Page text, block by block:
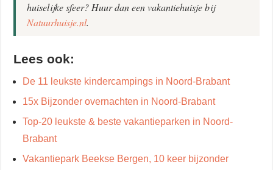
huiselijke sfeer? Huur dan een vakantiehuisje bij
Natuurhuisje.nl.
Lees ook:
De 11 leukste kindercampings in Noord-Brabant
15x Bijzonder overnachten in Noord-Brabant
Top-20 leukste & beste vakantieparken in Noord-
Brabant
Vakantiepark Beekse Bergen, 10 keer bijzonder